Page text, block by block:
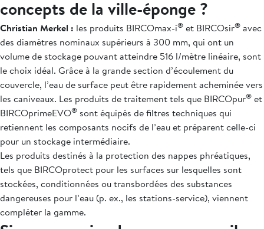
concepts de la ville-éponge ?
Christian Merkel : les produits BIRCOmax-i® et BIRCOsir® avec
des diamètres nominaux supérieurs à 300 mm, qui ont un
volume de stockage pouvant atteindre 516 l/mètre linéaire, sont
le choix idéal. Grâce à la grande section d’écoulement du
couvercle, l’eau de surface peut être rapidement acheminée vers
les caniveaux. Les produits de traitement tels que BIRCOpur® et
BIRCOprimeEVO® sont équipés de filtres techniques qui
retiennent les composants nocifs de l’eau et préparent celle-ci
pour un stockage intermédiaire.
Les produits destinés à la protection des nappes phréatiques,
tels que BIRCOprotect pour les surfaces sur lesquelles sont
stockées, conditionnées ou transbordées des substances
dangereuses pour l’eau (p. ex., les stations-service), viennent
compléter la gamme.